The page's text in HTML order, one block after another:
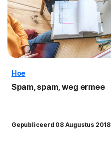
Hoe
Spam, spam, weg ermee
Gepubliceerd 08 Augustus 2018